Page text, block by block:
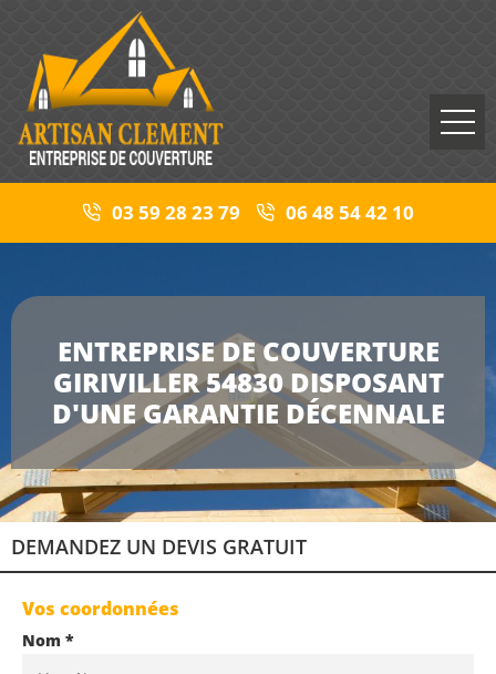
03 59 28 23 79 06 48 54 42 10
ENTREPRISE DE COUVERTURE
GIRIVILLER 54830 DISPOSANT
D'UNE GARANTIE DÉCENNALE
DEMANDEZ UN DEVIS GRATUIT
Vos coordonnées
Nom *